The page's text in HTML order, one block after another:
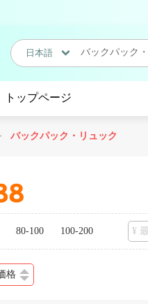
日本語
日本語
中国語
トップページ
バックパック・リュック
80-100 100-200
格